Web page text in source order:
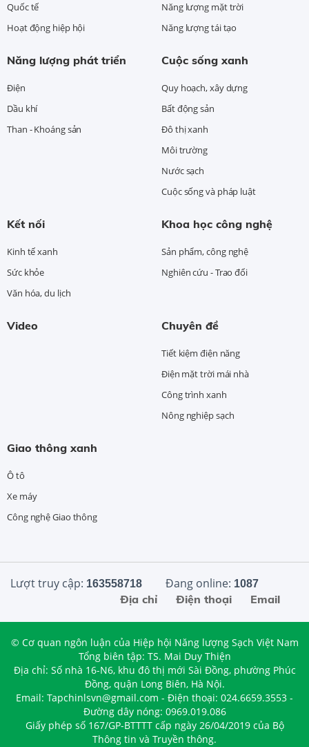
Quốc tế
Hoạt động hiệp hội
Năng lượng mặt trời
Năng lượng tái tạo
Năng lượng phát triển
Điện
Dầu khí
Than - Khoáng sản
Cuộc sống xanh
Quy hoạch, xây dựng
Bất động sản
Đô thị xanh
Môi trường
Nước sạch
Cuộc sống và pháp luật
Kết nối
Kinh tế xanh
Sức khỏe
Văn hóa, du lịch
Khoa học công nghệ
Sản phẩm, công nghệ
Nghiên cứu - Trao đổi
Video Chuyên đề
Tiết kiệm điện năng
Điện mặt trời mái nhà
Công trình xanh
Nông nghiệp sạch
Giao thông xanh
Ô tô
Xe máy
Công nghệ Giao thông
Lượt truy cập: 163558718 Đang online: 1087
Email
Điện thoại
Địa chỉ
© Cơ quan ngôn luận của Hiệp hội Năng lượng Sạch Việt Nam
Tổng biên tập: TS. Mai Duy Thiện
Địa chỉ: Số nhà 16-N6, khu đô thị mới Sài Đồng, phường Phúc
Đồng, quận Long Biên, Hà Nội.
Email: Tapchinlsvn@gmail.com - Điện thoại: 024.6659.3553 -
Đường dây nóng: 0969.019.086
Giấy phép số 167/GP-BTTTT cấp ngày 26/04/2019 của Bộ
Thông tin và Truyền thông.